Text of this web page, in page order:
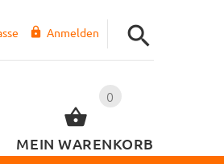
Anmelden
0
MEIN WARENKORB